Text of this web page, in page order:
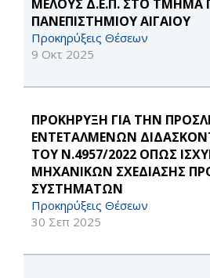
ΜΕΛΟΥΣ Δ.Ε.Π. ΣΤΟ ΤΜΗΜΑ
ΠΑΝΕΠΙΣΤΗΜΙΟΥ ΑΙΓΑΙΟΥ
Προκηρύξεις Θέσεων
9 Οκτ 2025
ΠΡΟΚΗΡΥΞΗ ΓΙΑ ΤΗΝ
ΕΝΤΕΤΑΛΜΕΝΩΝ
ΤΟΥ Ν.4957/2022 ΟΠΩΣ
ΜΗΧΑΝΙΚΩΝ ΣΧΕΔΙΑΣΗΣ
ΣΥΣΤΗΜΑΤΩΝ
Προκηρύξεις Θέσεων
30 Σεπ 2025